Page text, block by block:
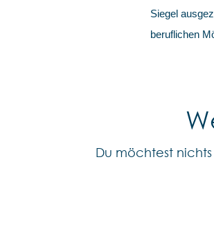
Siegel
beruflichen
Du möchtest